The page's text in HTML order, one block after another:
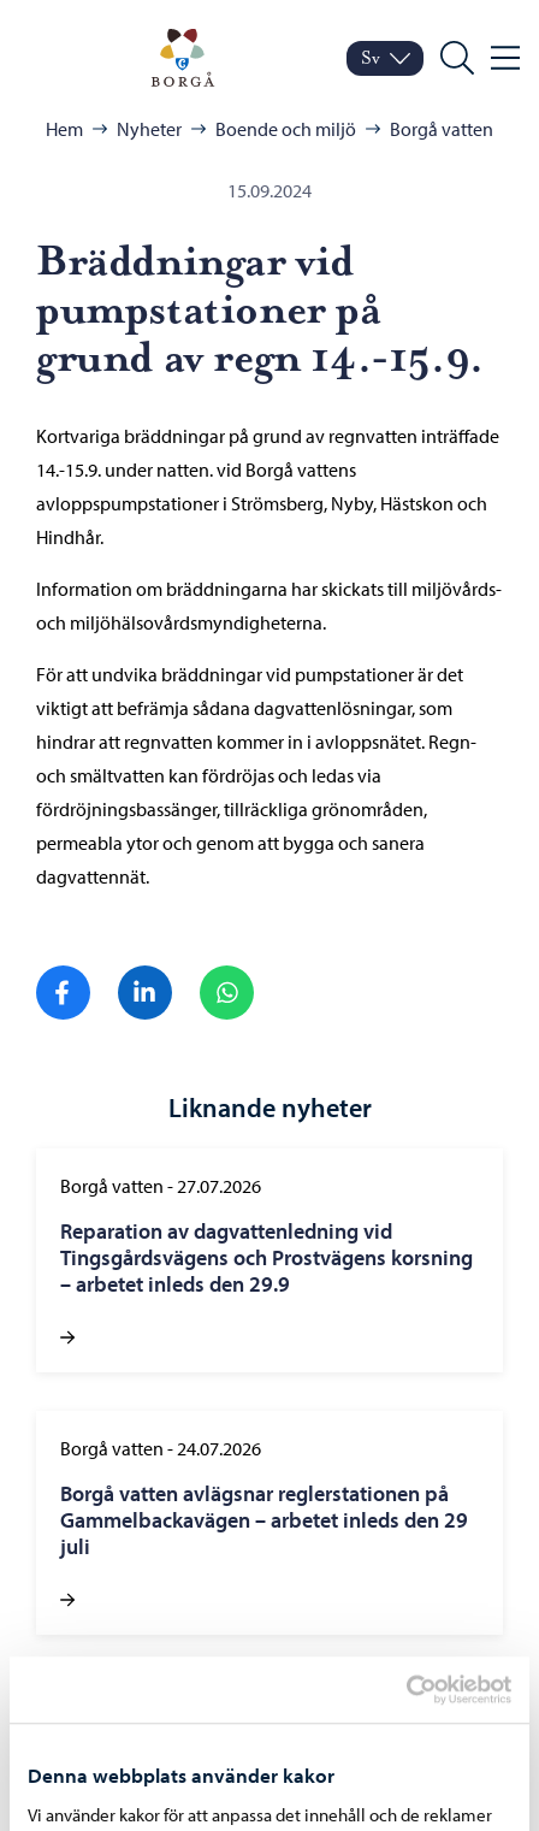
Denna webbplats använder kakor
Vi använder kakor för att anpassa det innehåll och de reklamer
Porvoo – Gå till
Byt språk
Nuvarande språk:
Sv
Sök Meny
Bläddra:
Hem Nyheter Boende och miljö Borgå vatten
15.09.2024
Bräddningar vid
pumpstationer på
grund av regn 14.-15.9.
Kortvariga bräddningar på grund av regnvatten inträffade
14.-15.9. under natten. vid Borgå vattens
avloppspumpstationer i Strömsberg, Nyby, Hästskon och
Hindhår.
Information om bräddningarna har skickats till miljövårds-
och miljöhälsovårdsmyndigheterna.
För att undvika bräddningar vid pumpstationer är det
viktigt att befrämja sådana dagvattenlösningar, som
hindrar att regnvatten kommer in i avloppsnätet. Regn-
och smältvatten kan fördröjas och ledas via
fördröjningsbassänger, tillräckliga grönområden,
permeabla ytor och genom att bygga och sanera
dagvattennät.
Dela på FacebookDela på LinkedIn
Liknande nyheter
Borgå vatten -27.07.2026
Reparation av dagvattenledning vid
Tingsgårdsvägens och Prostvägens korsning
– arbetet inleds den 29.9
Borgå vatten -24.07.2026
Borgå vatten avlägsnar reglerstationen på
Gammelbackavägen – arbetet inleds den 29
juli
störtregn 4. – 5.7.2026